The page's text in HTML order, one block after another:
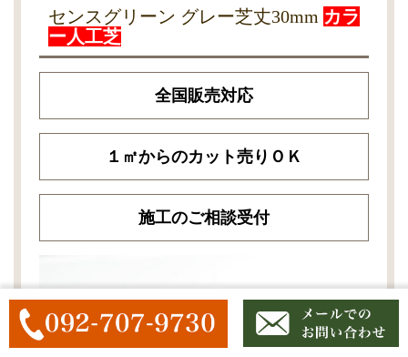
センスグリーン グレー芝丈30mm カラ
ー人工芝
全国販売対応
１㎡からのカット売りＯＫ
施工のご相談受付